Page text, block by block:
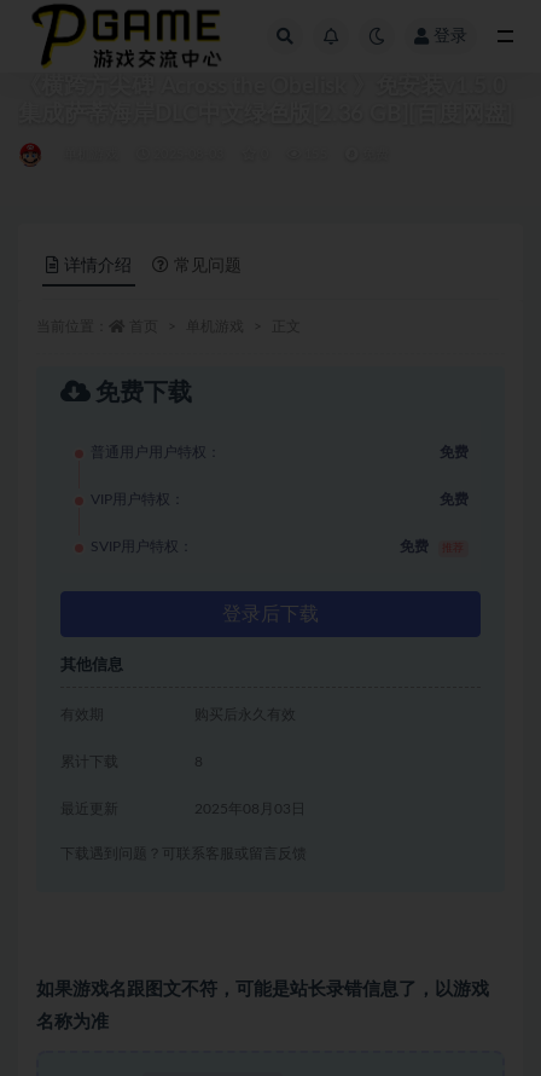
登录
详情介绍 常见问题
免费下载
普通用户用户特权： 免费
VIP用户特权： 免费
SVIP用户特权： 免费
登录后下载
其他信息
有效期 购买后永久有效
累计下载 8
2025年08月03日
下载遇到问题？可联系客服或留言反馈
如果游戏名跟图文不符，可能是站长录错信息了，以游戏
名称为准
全部